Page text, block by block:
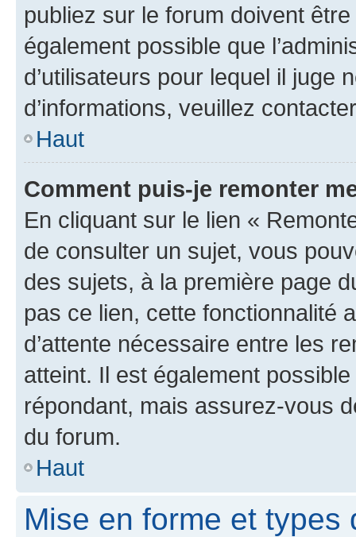
publiez sur le forum doivent
également possible que
d’utilisateurs pour lequel il juge
d’informations, veuillez
Haut
Comment puis-je remonter
En cliquant sur le lien «
de consulter un sujet, vous
des sujets, à la première page
pas ce lien, cette fonctionnalité
d’attente nécessaire entre les
atteint. Il est également
répondant, mais assurez-vous
du forum.
Haut
Mise en forme et types